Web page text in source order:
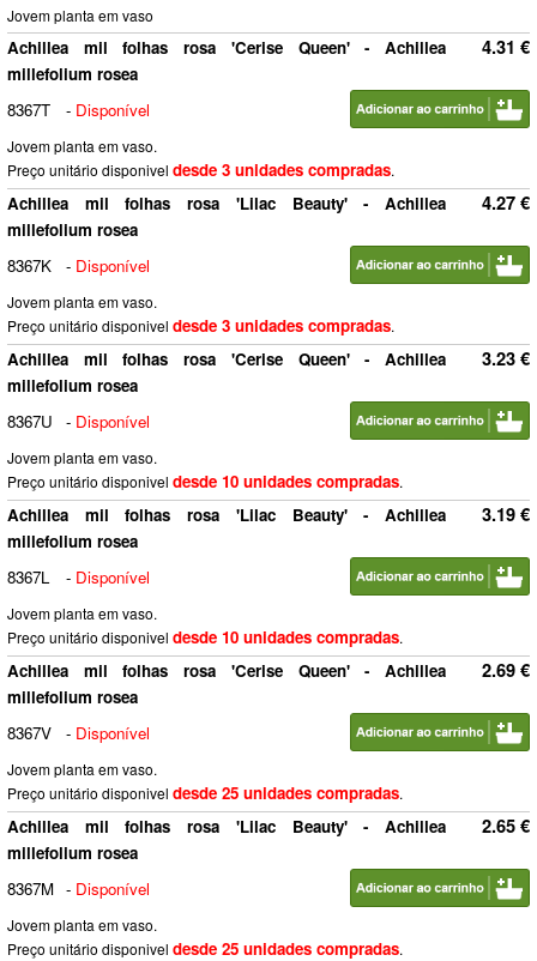
Jovem planta em vaso
4.31 €
Achillea mil folhas rosa 'Cerise Queen' - Achillea
millefolium rosea
8367T
- Disponível
Jovem planta em vaso.
Preço unitário disponivel desde 3 unidades compradas.
4.27 €
Achillea mil folhas rosa 'Lilac Beauty' - Achillea
millefolium rosea
8367K
- Disponível
Jovem planta em vaso.
Preço unitário disponivel desde 3 unidades compradas.
3.23 €
Achillea mil folhas rosa 'Cerise Queen' - Achillea
millefolium rosea
8367U
- Disponível
Jovem planta em vaso.
Preço unitário disponivel desde 10 unidades compradas.
3.19 €
Achillea mil folhas rosa 'Lilac Beauty' - Achillea
millefolium rosea
8367L
- Disponível
Jovem planta em vaso.
Preço unitário disponivel desde 10 unidades compradas.
2.69 €
Achillea mil folhas rosa 'Cerise Queen' - Achillea
millefolium rosea
8367V
- Disponível
Jovem planta em vaso.
Preço unitário disponivel desde 25 unidades compradas.
2.65 €
Achillea mil folhas rosa 'Lilac Beauty' - Achillea
millefolium rosea
8367M - Disponível
Jovem planta em vaso.
Preço unitário disponivel desde 25 unidades compradas.